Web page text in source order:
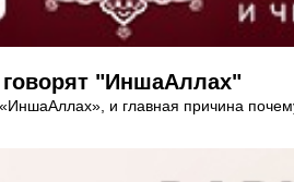
"ИншаАллах"
и главная причина